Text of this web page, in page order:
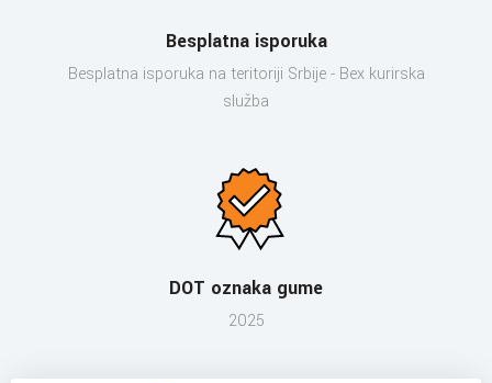
Besplatna isporuka
Besplatna isporuka na teritoriji Srbije - Bex kurirska
služba
DOT oznaka gume
2025